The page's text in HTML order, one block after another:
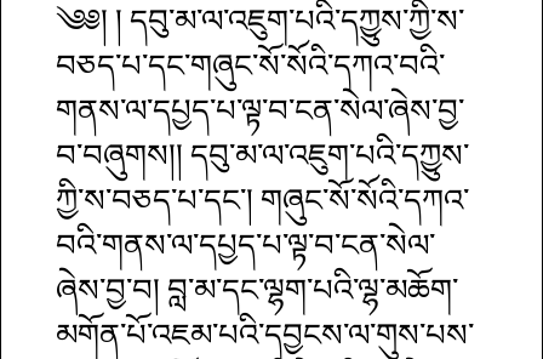
༄༅། ། དབུ་མ་ལ་འཇུག་པའི་དཀྱུས་ཀྱི་ས་
བཅད་པ་དང་གཞུང་སོ་སོའི་དཀའ་བའི་
གནས་ལ་དཔྱད་པ་ལྟ་བ་ངན་སེལ་ཞེས་བྱ་
བ་བཞུགས།། དབུ་མ་ལ་འཇུག་པའི་དཀྱུས་
ཀྱི་ས་བཅད་པ་དང་། གཞུང་སོ་སོའི་དཀའ་
བའི་གནས་ལ་དཔྱད་པ་ལྟ་བ་ངན་སེལ་
ཞེས་བྱ་བ། བླ་མ་དང་ལྷག་པའི་ལྷ་མཆོག་
མགོན་པོ་འཇམ་པའི་དབྱངས་ལ་གུས་པས་